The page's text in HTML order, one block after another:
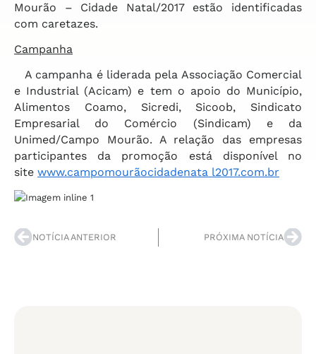
Mourão – Cidade Natal/2017 estão identificadas
com caretazes.
Campanha
A campanha é liderada pela Associação Comercial
e Industrial (Acicam) e tem o apoio do Município,
Alimentos Coamo, Sicredi, Sicoob, Sindicato
Empresarial do Comércio (Sindicam) e da
Unimed/Campo Mourão. A relação das empresas
participantes da promoção está disponível no
site www.campomourãocidadenata l2017.com.br
NOTÍCIA ANTERIOR PRÓXIMA NOTÍCIA